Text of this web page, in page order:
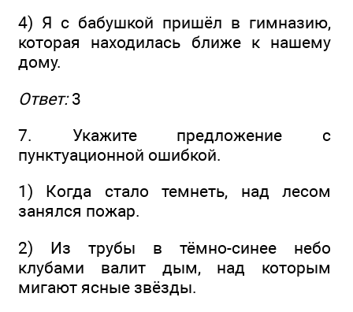
4) Я с бабушкой пришёл в гимназию,
которая находилась ближе к нашему
дому.
Ответ:3
7. Укажите предложение с
пунктуационной ошибкой.
1) Когда стало темнеть, над лесом
занялся пожар.
2) Из трубы в тёмно-синее небо
клубами валит дым, над которым
мигают ясные звёзды.